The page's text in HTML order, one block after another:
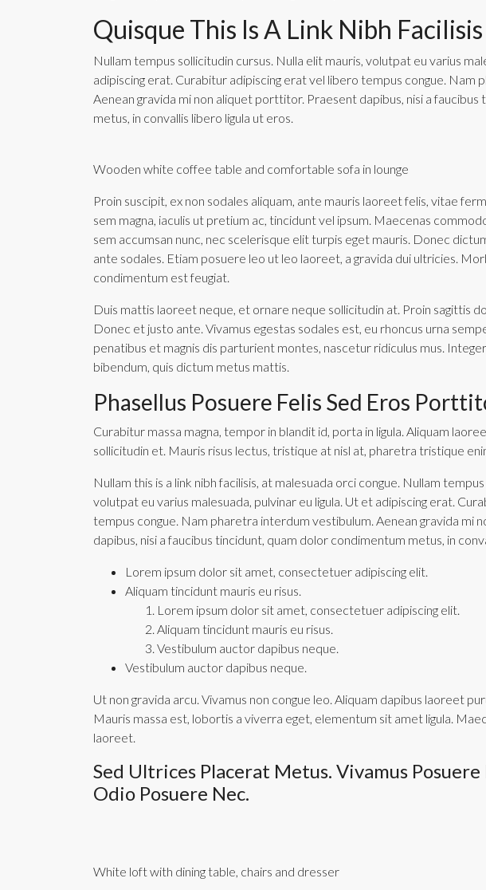
Quisque This Is A Link Nibh
Nullam tempus sollicitudin cursus. Nulla elit mauris, volutpat eu varius
adipiscing erat. Curabitur adipiscing erat vel libero tempus congue. Nam
Aenean gravida mi non aliquet porttitor. Praesent dapibus, nisi a
metus, in convallis libero ligula ut eros.
Wooden white coffee table and comfortable sofa in lounge
Proin suscipit, ex non sodales aliquam, ante mauris laoreet felis, vitae
sem magna, iaculis ut pretium ac, tincidunt vel ipsum. Maecenas
sem accumsan nunc, nec scelerisque elit turpis eget mauris. Donec
ante sodales. Etiam posuere leo ut leo laoreet, a gravida dui ultricies.
condimentum est feugiat.
Duis mattis laoreet neque, et ornare neque sollicitudin at. Proin sagittis
Donec et justo ante. Vivamus egestas sodales est, eu rhoncus urna
penatibus et magnis dis parturient montes, nascetur ridiculus mus.
bibendum, quis dictum metus mattis.
Phasellus Posuere Felis Sed Eros
Curabitur massa magna, tempor in blandit id, porta in ligula. Aliquam
sollicitudin et. Mauris risus lectus, tristique at nisl at, pharetra tristique
Nullam this is a link nibh facilisis, at malesuada orci congue. Nullam
volutpat eu varius malesuada, pulvinar eu ligula. Ut et adipiscing erat.
tempus congue. Nam pharetra interdum vestibulum. Aenean gravida mi
dapibus, nisi a faucibus tincidunt, quam dolor condimentum metus, in
Lorem ipsum dolor sit amet, consectetuer adipiscing elit.
Aliquam tincidunt mauris eu risus.
Lorem ipsum dolor sit amet, consectetuer adipiscing elit.
Aliquam tincidunt mauris eu risus.
Vestibulum auctor dapibus neque.
Vestibulum auctor dapibus neque.
Ut non gravida arcu. Vivamus non congue leo. Aliquam dapibus laoreet
Mauris massa est, lobortis a viverra eget, elementum sit amet ligula.
laoreet.
Sed Ultrices Placerat Metus. Vivamus
Odio Posuere Nec.
White loft with dining table, chairs and dresser